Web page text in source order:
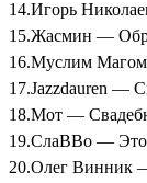
14.Игорь
15.Жасмин —
16.Муслим
17.Jazzdauren —
18.Мот —
19.СлаВВо — Это
20.Олег Винник —